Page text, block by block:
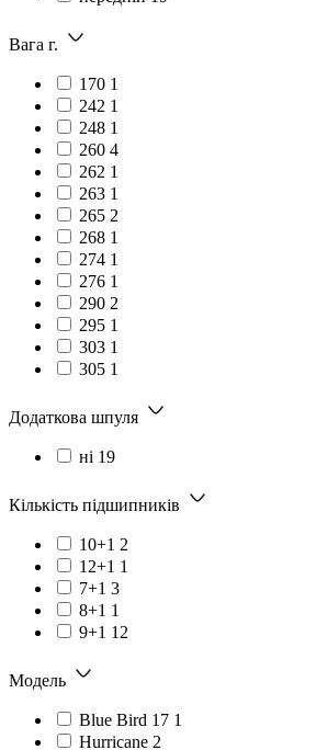
Вага г.
170 1
242 1
248 1
260 4
262 1
263 1
265 2
268 1
274 1
276 1
290 2
295 1
303 1
305 1
Додаткова шпуля
ні 19
Кількість підшипників
10+1 2
12+1 1
7+1 3
8+1 1
9+1 12
Модель
Blue Bird 17 1
Hurricane 2